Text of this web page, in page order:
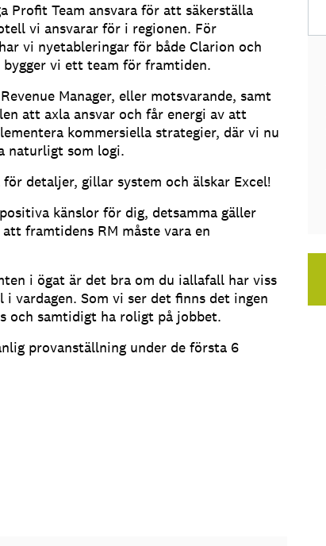
Profit Team ansvara för att säkerställa
vi ansvarar för i regionen. För
vi nyetableringar för både Clarion och
vi ett team för framtiden.
Manager, eller motsvarande, samt
att axla ansvar och får energi av att
kommersiella strategier, där vi nu
naturligt som logi.
detaljer, gillar system och älskar Excel!
känslor för dig, detsamma gäller
framtidens RM måste vara en
i ögat är det bra om du iallafall har viss
vardagen. Som vi ser det finns det ingen
och samtidigt ha roligt på jobbet.
provanställning under de första 6